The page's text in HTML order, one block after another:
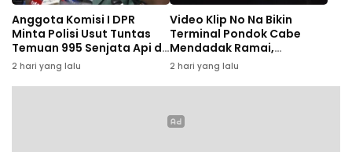
Anggota Komisi I DPR
Minta Polisi Usut Tuntas
Temuan 995 Senjata Api di
Sekolah Swasta Jaksel
2 hari yang lalu
Video Klip No Na Bikin
Terminal Pondok Cabe
Mendadak Ramai,
Pedagang hingga Jukir Ikut
Kecipratan
2 hari yang lalu